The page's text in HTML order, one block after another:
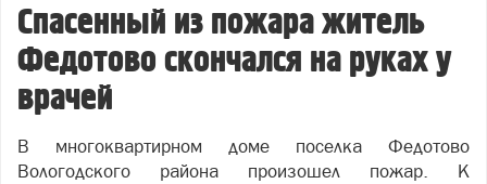
Спасенный из пожара житель
Федотово скончался на руках у
врачей
В многоквартирном доме поселка Федотово
Вологодского района произошел пожар. К